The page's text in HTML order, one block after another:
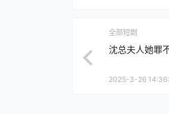
全部短剧
沈总夫人她罪
2025-3-26